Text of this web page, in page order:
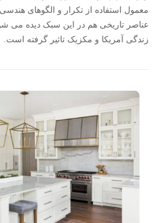
معمول استفاده از تکرار و الگوهای
عناصر تاریخی هم در این سبک دیده می
زندگی آمریکا و مکزیک تاثیر گرفته است.